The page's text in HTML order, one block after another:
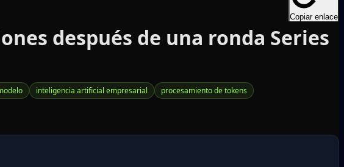
Copiar enlace
después de una ronda Series
inteligencia artificial empresarial
procesamiento de tokens